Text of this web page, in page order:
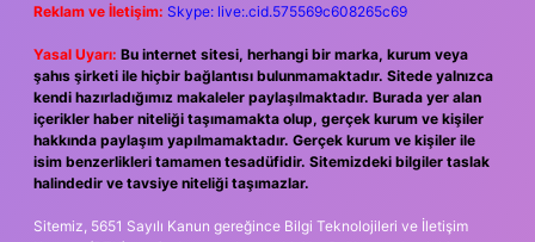
Reklam ve İletişim: Skype: live:.cid.575569c608265c69
Yasal Uyarı: Bu internet sitesi, herhangi bir marka, kurum veya
şahıs şirketi ile hiçbir bağlantısı bulunmamaktadır. Sitede yalnızca
kendi hazırladığımız makaleler paylaşılmaktadır. Burada yer alan
içerikler haber niteliği taşımamakta olup, gerçek kurum ve kişiler
hakkında paylaşım yapılmamaktadır. Gerçek kurum ve kişiler ile
isim benzerlikleri tamamen tesadüfidir. Sitemizdeki bilgiler taslak
halindedir ve tavsiye niteliği taşımazlar.
Sitemiz, 5651 Sayılı Kanun gereğince Bilgi Teknolojileri ve İletişim